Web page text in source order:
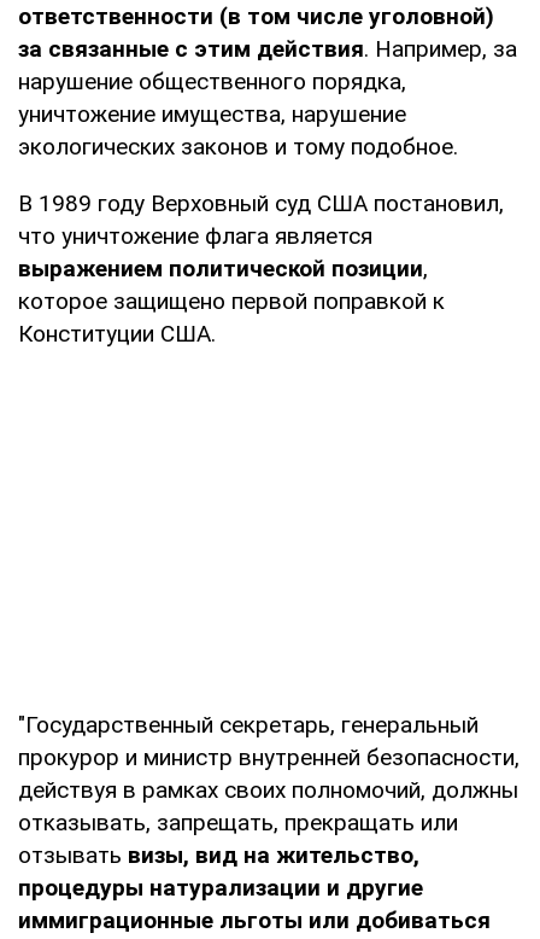
ответственности (в том числе уголовной)
за связанные с этим действия. Например, за
нарушение общественного порядка,
уничтожение имущества, нарушение
экологических законов и тому подобное.
В 1989 году Верховный суд США постановил,
что уничтожение флага является
выражением политической позиции,
которое защищено первой поправкой к
Конституции США.
"Государственный секретарь, генеральный
прокурор и министр внутренней безопасности,
действуя в рамках своих полномочий, должны
отказывать, запрещать, прекращать или
отзывать визы, вид на жительство,
процедуры натурализации и другие
иммиграционные льготы или добиваться